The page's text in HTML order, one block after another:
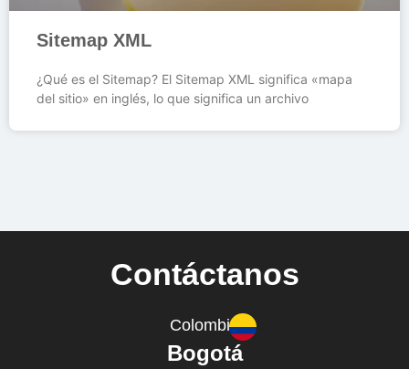
Sitemap XML
¿Qué es el Sitemap? El Sitemap XML significa «mapa
del sitio» en inglés, lo que significa un archivo
Contáctanos
Colombia
Bogotá